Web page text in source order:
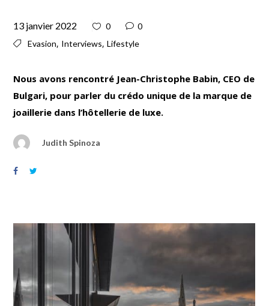
13 janvier 2022 0
0
Evasion, Interviews,Lifestyle
Nous avons rencontré Jean-Christophe Babin, CEO de
Bulgari, pour parler du crédo unique de la marque de
joaillerie dans l’hôtellerie de luxe.
Judith Spinoza